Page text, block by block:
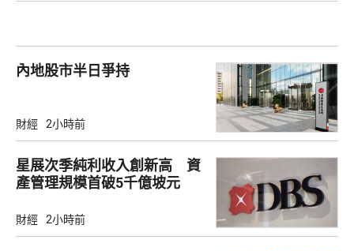
內地股市半日爭持
財經 2小時前
星展次季純利收入創新高 資
產管理規模首破5千億坡元
財經 2小時前